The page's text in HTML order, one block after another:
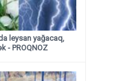
leysan yağacaq,
- PROQNOZ